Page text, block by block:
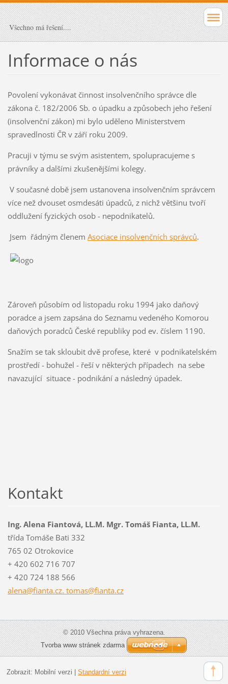
Všechno má řešení....
Informace o nás
Povolení vykonávat činnost insolvenčního správce dle
zákona č. 182/2006 Sb. o úpadku a způsobech jeho řešení
(insolvenční zákon) mi bylo uděleno Ministerstvem
spravedlnosti ČR v září roku 2009.
Pracuji v týmu se svým asistentem, spolupracujeme s
právníky a dalšími zkušenějšími kolegy.
V současné době jsem ustanovena insolvenčním správcem
více než dvouset osmdesáti úpadců, z nichž většinu tvoří
oddlužení fyzických osob - nepodnikatelů.
Jsem řádným členem Asociace insolvenčních správců.
Zároveň působím od listopadu roku 1994 jako daňový
poradce a jsem zapsána do Seznamu vedeného Komorou
daňových poradců České republiky pod ev. číslem 1190.
Snažím se tak skloubit dvě profese, které v podnikatelském
prostředí - bohužel - řeší v některých případech na sebe
navazující situace - podnikání a následný úpadek.
Kontakt
Ing. Alena Fiantová, LL.M. Mgr. Tomáš Fianta, LL.M.
třída Tomáše Bati 332
765 02 Otrokovice
+ 420 602 716 707
+ 420 724 188 566
alena@fianta.cz. tomas@fianta.cz
© 2010 Všechna práva vyhrazena.
Tvorba www stránek zdarma
Zobrazit: Mobilní verzi Standardní verzi